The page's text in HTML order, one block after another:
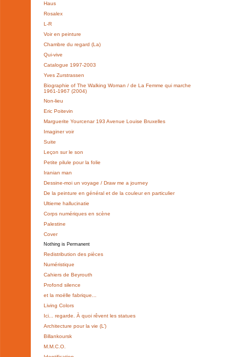
Haus
Rosalex
L-R
Voir en peinture
Chambre du regard (La)
Qui-vive
Catalogue 1997-2003
Yves Zurstrassen
Biographie of The Walking Woman / de La Femme qui marche
1961-1967 (2004)
Non-lieu
Eric Poitevin
Marguerite Yourcenar 193 Avenue Louise Bruxelles
Imaginer voir
Suite
Leçon sur le son
Petite pilule pour la folie
Iranian man
Dessine-moi un voyage / Draw me a journey
De la peinture en général et de la couleur en particulier
Ultieme hallucinatie
Corps numériques en scène
Palestine
Cover
Nothing is Permanent
Redistribution des pièces
Numéristique
Cahiers de Beyrouth
Profond silence
et la moëlle fabrique...
Living Colors
Ici... regarde. À quoi rêvent les statues
Architecture pour la vie (L’)
Billankoursk
M.M.C.O.